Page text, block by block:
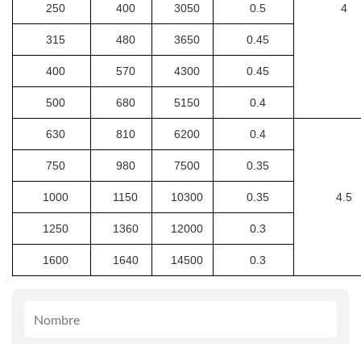
4
250 400 3050 0.5
315 480 3650 0.45
400 570 4300 0.45
500 680 5150 0.4
630 810 6200 0.4
4.5
750 980 7500 0.35
1000 1150 10300 0.35
1250 1360 12000 0.3
1600 1640 14500 0.3